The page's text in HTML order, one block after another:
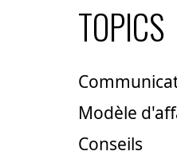
TOPICS
Modèle
Conseils